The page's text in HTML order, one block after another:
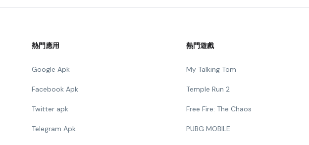
熱門應用
Google Apk
Facebook Apk
Twitter apk
Telegram Apk
熱門遊戲
My Talking Tom
Temple Run 2
Free Fire: The Chaos
PUBG MOBILE